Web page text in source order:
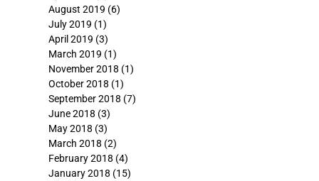
August 2019 (6)
July 2019 (1)
April 2019 (3)
March 2019 (1)
November 2018 (1)
October 2018 (1)
September 2018 (7)
June 2018 (3)
May 2018 (3)
March 2018 (2)
February 2018 (4)
January 2018 (15)